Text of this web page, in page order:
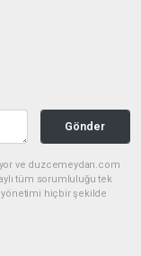
Gönder
ve duzcemeydan.com
tüm sorumluluğu tek
yönetimi hiçbir şekilde